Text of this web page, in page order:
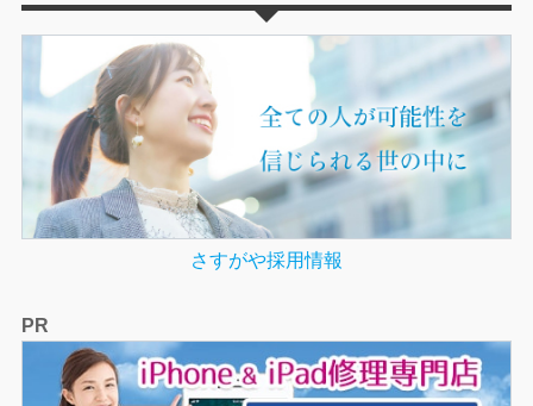
さすがや採用情報
PR